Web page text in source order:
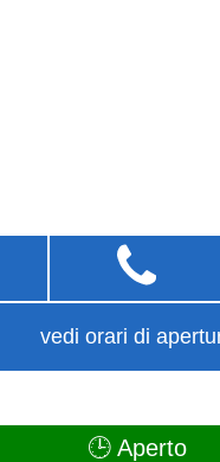
vedi orari di
🕒 Aperto